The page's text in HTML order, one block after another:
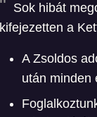
Sok hibát
kifejezetten a
A Zsoldos
után minden